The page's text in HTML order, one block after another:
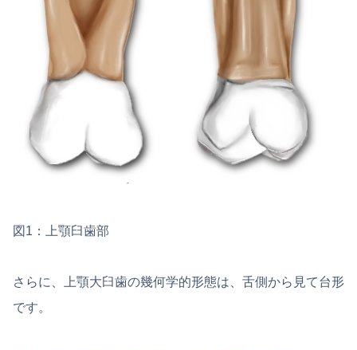
図1：上顎臼歯部
さらに、上顎大臼歯の幾何学的形態は、舌側から見て台形
です。